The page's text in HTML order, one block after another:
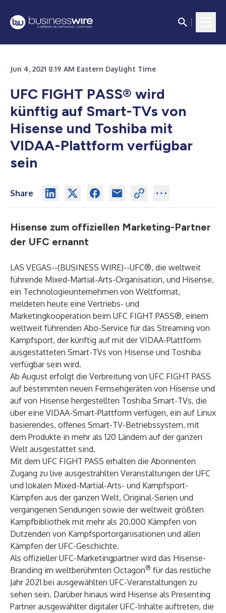
Jun 4, 2021 8:19 AM Eastern Daylight Time
UFC FIGHT PASS® wird
künftig auf Smart-TVs von
Hisense und Toshiba mit
VIDAA-Plattform verfügbar
sein
Share
Hisense zum offiziellen Marketing-Partner
der UFC ernannt
LAS VEGAS--(BUSINESS WIRE)--UFC®, die weltweit
führende Mixed-Martial-Arts-Organisation, und Hisense,
ein Technologieunternehmen von Weltformat,
meldeten heute eine Vertriebs- und
Marketingkooperation beim UFC FIGHT PASS®, einem
weltweit führenden Abo-Service für das Streaming von
Kampfsport, der künftig auf mit der VIDAA-Plattform
ausgestatteten Smart-TVs von Hisense und Toshiba
verfügbar sein wird.
Ab August erfolgt die Verbreitung von UFC FIGHT PASS
auf bestimmten neuen Fernsehgeräten von Hisense und
auf von Hisense hergestellten Toshiba Smart-TVs, die
über eine VIDAA-Smart-Plattform verfügen, ein auf Linux
basierendes, offenes Smart-TV-Betriebssystem, mit
dem Produkte in mehr als 120 Ländern auf der ganzen
Welt ausgestattet sind.
Mit dem UFC FIGHT PASS erhalten die Abonnenten
Zugang zu live ausgestrahlten Veranstaltungen der UFC
und lokalen Mixed-Martial-Arts- und Kampfsport-
Kämpfen aus der ganzen Welt, Original-Serien und
vergangenen Sendungen sowie der weltweit größten
Kampfbibliothek mit mehr als 20.000 Kämpfen von
Dutzenden von Kampfsportorganisationen und allen
Kämpfen der UFC-Geschichte.
Als offizieller UFC-Marketingpartner wird das Hisense-
Branding im weltberühmten Octagon® für das restliche
Jahr 2021 bei ausgewählten UFC-Veranstaltungen zu
sehen sein. Darüber hinaus wird Hisense als Presenting
Partner ausgewählter digitaler UFC-Inhalte auftreten, die